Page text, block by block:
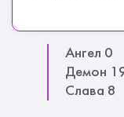
Ангел 0
Демон
Слава 8